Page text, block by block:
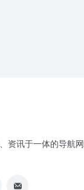
资讯于一体的导航